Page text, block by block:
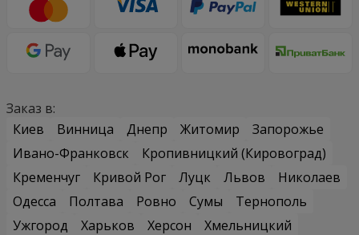
Заказ в:
Киев
Винница Днепр Житомир
Запорожье
Ивано-Франковск
Кропивницкий (Кировоград)
Кременчуг
Кривой Рог Луцк Львов
Николаев
Одесса
Полтава Ровно Сумы
Тернополь
Ужгород
Харьков Херсон
Хмельницкий